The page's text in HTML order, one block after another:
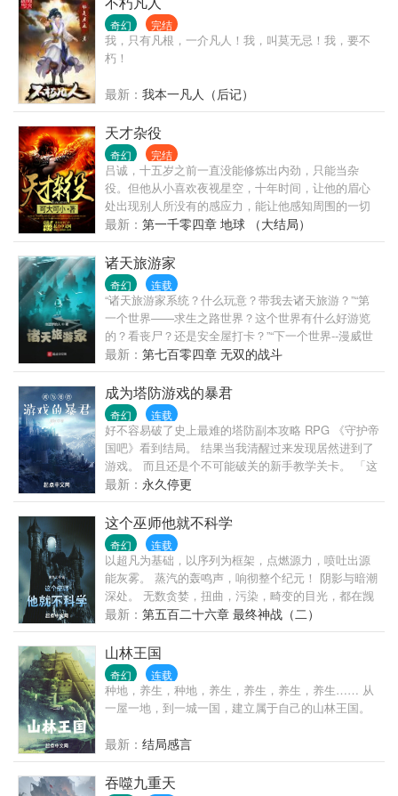
造出的各种神明顶礼膜拜，祈福诉苦，香火鼎盛……
方今之世，正道大昌，邪魔退避......
奇幻 完结
我，只有凡根，一介凡人！我，叫莫无忌！我，要不
朽！
最新： 我本一凡人（后记）
天才杂役
奇幻 完结
吕诚，十五岁之前一直没能修炼出内劲，只能当杂
役。但他从小喜欢夜视星空，十年时间，让他的眉心
处出现别人所没有的感应力，能让他感知周围的一切
事务，并且修炼出内劲，踏入武者行列。从此，这个
普通的杂役进阶为天才武者。学心法，进展神速；练
武技，无师能自通；易容变声，惟妙惟肖。在这个武
者为尊的世界，最终一步步成为睥睨天下的至尊强
者！
最新： 第一千零四章 地球 （大结局）
诸天旅游家
奇幻 连载
“诸天旅游家系统？什么玩意？带我去诸天旅游？”“第
一个世界——求生之路世界？这个世界有什么好游览
的？看丧尸？还是安全屋打卡？”“下一个世界--漫威世
界，这个世界给力啊！想想我是先去托尼斯塔克工业
大厦拍照留念，还是去美国队长纪念馆参观浏览
呢？...
最新： 第七百零四章 无双的战斗
成为塔防游戏的暴君
奇幻 连载
好不容易破了史上最难的塔防副本攻略 RPG 《守护帝
国吧》看到结局。 结果当我清醒过来发现居然进到了
游戏。 而且还是个不可能破关的新手教学关卡。 「这
该死的粪GAME，我一定会破给你看……！」 (看到这
个作品的人别走先,先看一下,才决定要不要弃)
最新： 永久停更
这个巫师他就不科学
奇幻 连载
以超凡为基础，以序列为框架，点燃源力，喷吐出源
能灰雾。 蒸汽的轰鸣声，响彻整个纪元！ 阴影与暗潮
深处。 无数贪婪，扭曲，污染，畸变的目光，都在觊
觎着这个轰鸣的新世界。 世界开始变得热闹！ 而某个
巫师，则是悄无声息的苟在角落内。 “我喜欢发育！”
“那，这些魔王的头颅，邪神的骸骨是怎么回事？” “我
说了，我喜欢发育，这就是妨碍我发育的下场！”
最新： 第五百二十六章 最终神战（二）
山林王国
奇幻 连载
种地，养生，种地，养生，养生，养生，养生…… 从
一屋一地，到一城一国，建立属于自己的山林王国。
最新： 结局感言
吞噬九重天